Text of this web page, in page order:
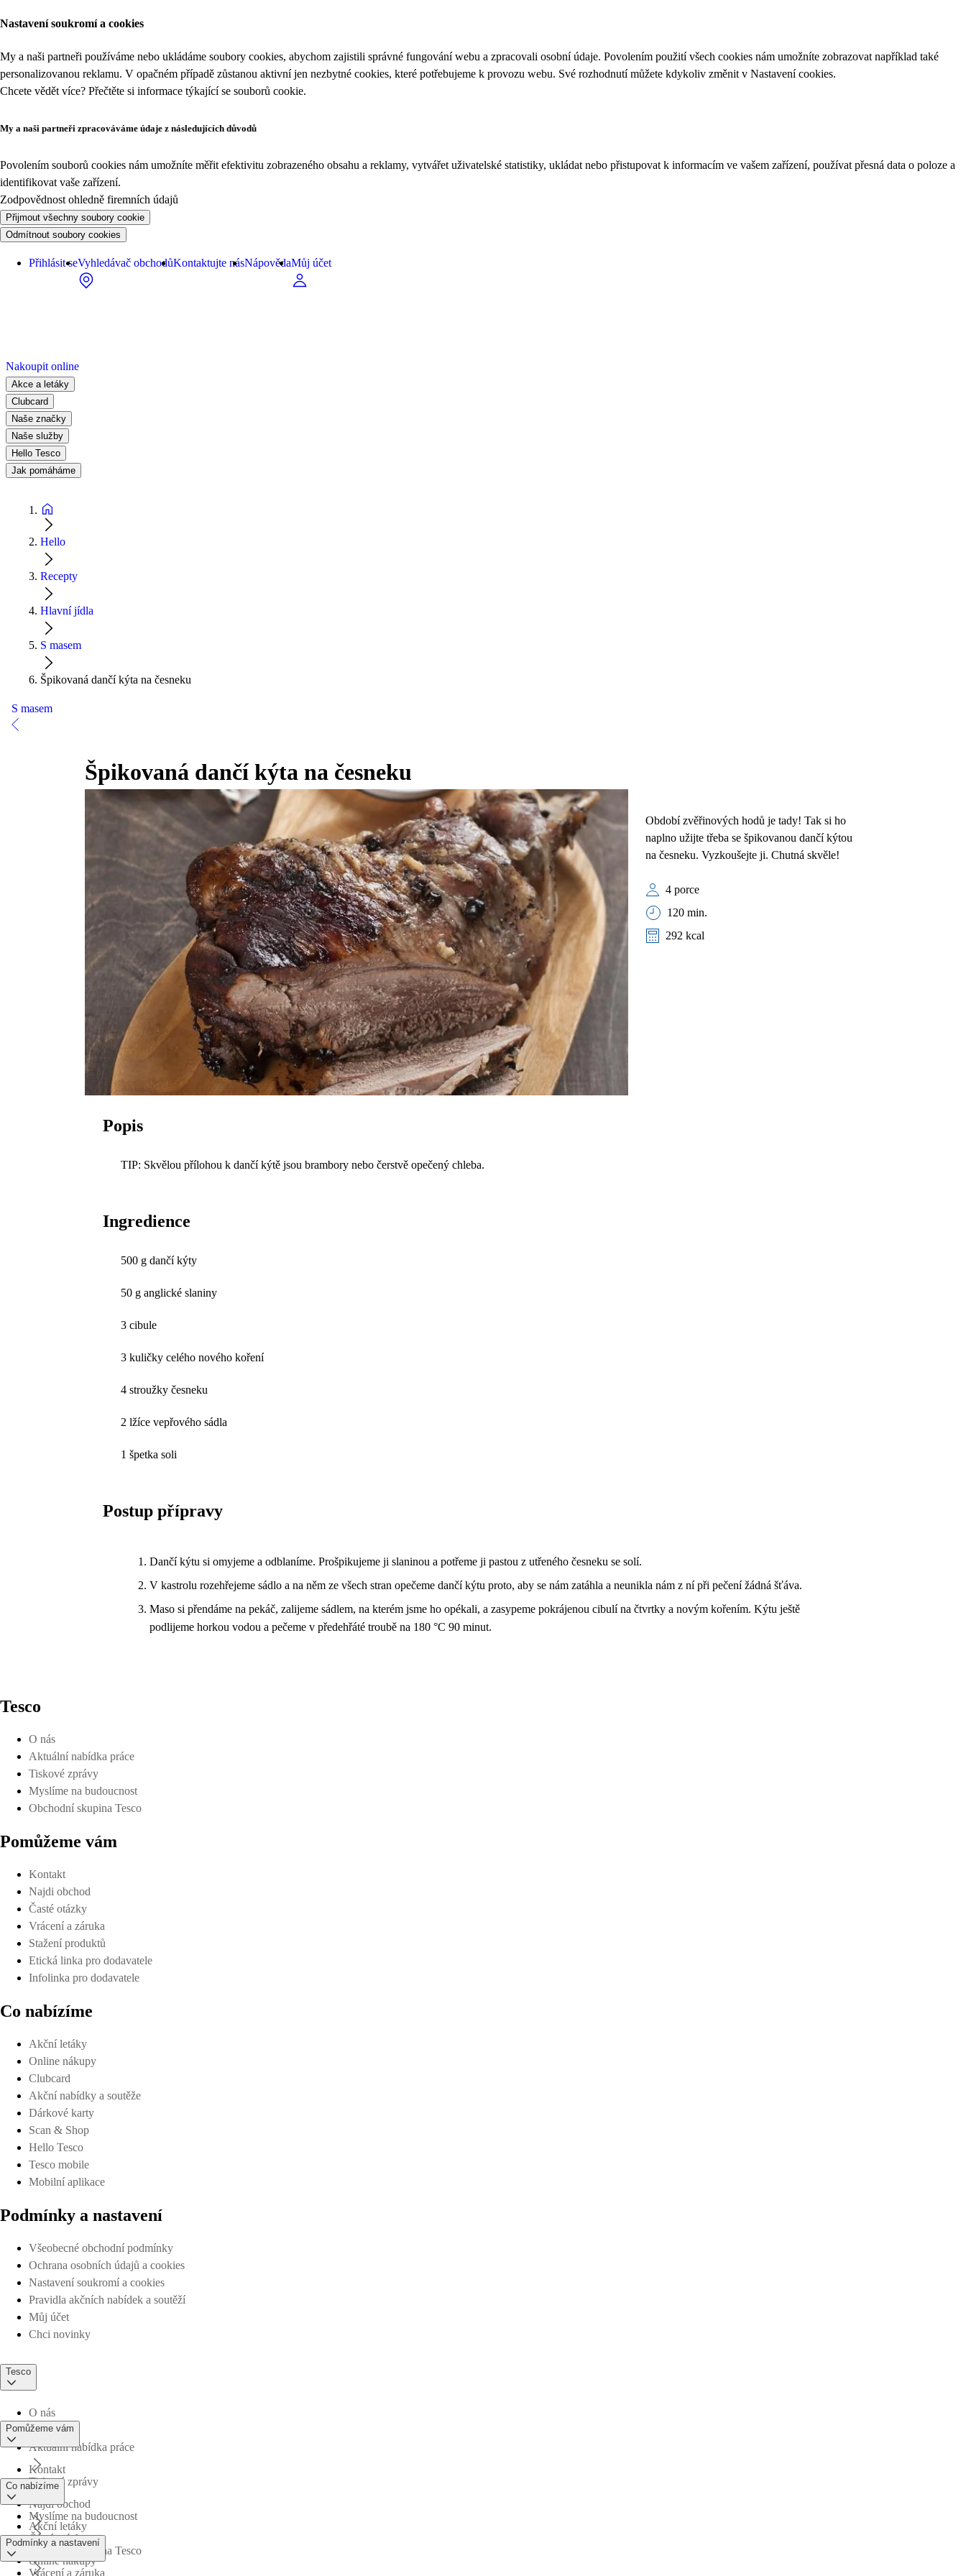
Nastavení soukromí a cookies
My a naši partneři používáme nebo ukládáme soubory cookies, abychom zajistili správné fungování webu a zpracovali osobní údaje. Povolením použití všech cookies nám umožníte zobrazovat například také
personalizovanou reklamu. V opačném případě zůstanou aktivní jen nezbytné cookies, které potřebujeme k provozu webu. Své rozhodnutí můžete kdykoliv změnit v Nastavení cookies.
Chcete vědět více? Přečtěte si informace týkající se souborů cookie.
My a naši partneři zpracováváme údaje z následujících důvodů
Povolením souborů cookies nám umožníte měřit efektivitu zobrazeného obsahu a reklamy, vytvářet uživatelské statistiky, ukládat nebo přistupovat k informacím ve vašem zařízení, používat přesná data o poloze a
identifikovat vaše zařízení.
Zodpovědnost ohledně firemních údajů
Přijmout všechny soubory cookie
Odmítnout soubory cookies
Přihlásit seVyhledávač obchodůKontaktujte násNápovědaMůj účet
Nakoupit online
Akce a letáky
Clubcard
Naše značky
Naše služby
Hello Tesco
Jak pomáháme
Hello
Recepty
Hlavní jídla
S masem
Špikovaná dančí kýta na česneku
S masem
Špikovaná dančí kýta na česneku
Období zvěřinových hodů je tady! Tak si ho
naplno užijte třeba se špikovanou dančí kýtou
na česneku. Vyzkoušejte ji. Chutná skvěle!
4 porce
120 min.
292 kcal
Popis
TIP: Skvělou přílohou k dančí kýtě jsou brambory nebo čerstvě opečený chleba.
Ingredience
500 g dančí kýty
50 g anglické slaniny
3 cibule
3 kuličky celého nového koření
4 stroužky česneku
2 lžíce vepřového sádla
1 špetka soli
Postup přípravy
Dančí kýtu si omyjeme a odblaníme. Prošpikujeme ji slaninou a potřeme ji pastou z utřeného česneku se solí.
V kastrolu rozehřejeme sádlo a na něm ze všech stran opečeme dančí kýtu proto, aby se nám zatáhla a neunikla nám z ní při pečení žádná šťáva.
Maso si přendáme na pekáč, zalijeme sádlem, na kterém jsme ho opékali, a zasypeme pokrájenou cibulí na čtvrtky a novým kořením. Kýtu ještě
podlijeme horkou vodou a pečeme v předehřáté troubě na 180 °C 90 minut.
Tesco
O nás
Aktuální nabídka práce
Tiskové zprávy
Myslíme na budoucnost
Obchodní skupina Tesco
Pomůžeme vám
Kontakt
Najdi obchod
Časté otázky
Vrácení a záruka
Stažení produktů
Etická linka pro dodavatele
Infolinka pro dodavatele
Co nabízíme
Akční letáky
Online nákupy
Clubcard
Akční nabídky a soutěže
Dárkové karty
Scan & Shop
Hello Tesco
Tesco mobile
Mobilní aplikace
Podmínky a nastavení
Všeobecné obchodní podmínky
Ochrana osobních údajů a cookies
Nastavení soukromí a cookies
Pravidla akčních nabídek a soutěží
Můj účet
Chci novinky
Tesco
O nás
Aktuální nabídka práce
Tiskové zprávy
Myslíme na budoucnost
Obchodní skupina Tesco
Pomůžeme vám
Kontakt
Najdi obchod
Časté otázky
Vrácení a záruka
Co nabízíme
Akční letáky
Online nákupy
Podmínky a nastavení